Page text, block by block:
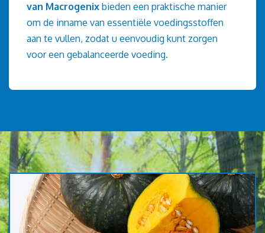
van Macrogenix bieden een praktische manier
om de inname van essentiële voedingsstoffen
aan te vullen, zodat u eenvoudig kunt zorgen
voor een gebalanceerde voeding.